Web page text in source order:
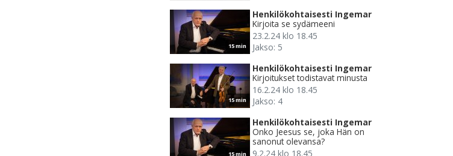
15 min
Henkilökohtaisesti Ingemar
Kirjoita se sydämeeni
23.2.24 klo 18.45
Jakso: 5
15 min
Henkilökohtaisesti Ingemar
Kirjoitukset todistavat minusta
16.2.24 klo 18.45
Jakso: 4
15 min
Henkilökohtaisesti Ingemar
Onko Jeesus se, joka Hän on
sanonut olevansa?
9.2.24 klo 18.45